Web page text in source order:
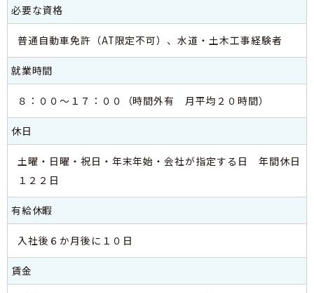
必要な資格
普通自動車免許（AT限定不可）、水道・土木工事経験者
就業時間
８：００～１７：００（時間外有 月平均２０時間）
休日
土曜・日曜・祝日・年末年始・会社が指定する日 年間休日
１２２日
有給休暇
入社後６か月後に１０日
賃金